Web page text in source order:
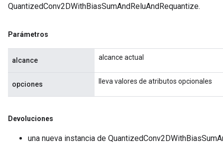
QuantizedConv2DWithBiasSumAndReluAndRequantize.
Parámetros
alcance alcance actual
opciones lleva valores de atributos opcionales
Devoluciones
una nueva instancia de